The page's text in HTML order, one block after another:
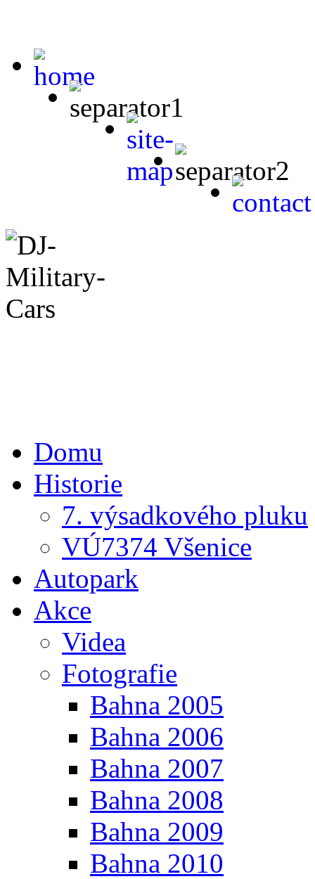
Domu
Historie
7. výsadkového pluku
VÚ7374 Všenice
Autopark
Akce
Videa
Fotografie
Bahna 2005
Bahna 2006
Bahna 2007
Bahna 2008
Bahna 2009
Bahna 2010